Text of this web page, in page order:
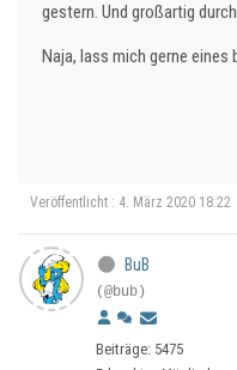
gestern. Und großartig
Naja, lass mich gerne eines
Veröffentlicht : 4. März 2020 18:22
BuB
(@bub)
Beiträge: 5475